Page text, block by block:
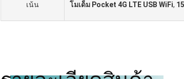
เน้น โมเด็ม Pocket 4G LTE USB WiFi,